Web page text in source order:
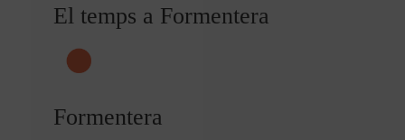
El temps a Formentera
Formentera